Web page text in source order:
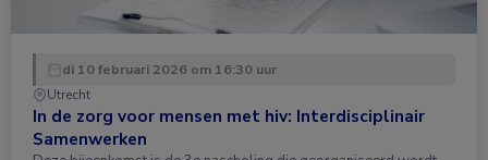
di 10 februari 2026 om 16:30 uur
Utrecht
In de zorg voor mensen met hiv: Interdisciplinair
Samenwerken